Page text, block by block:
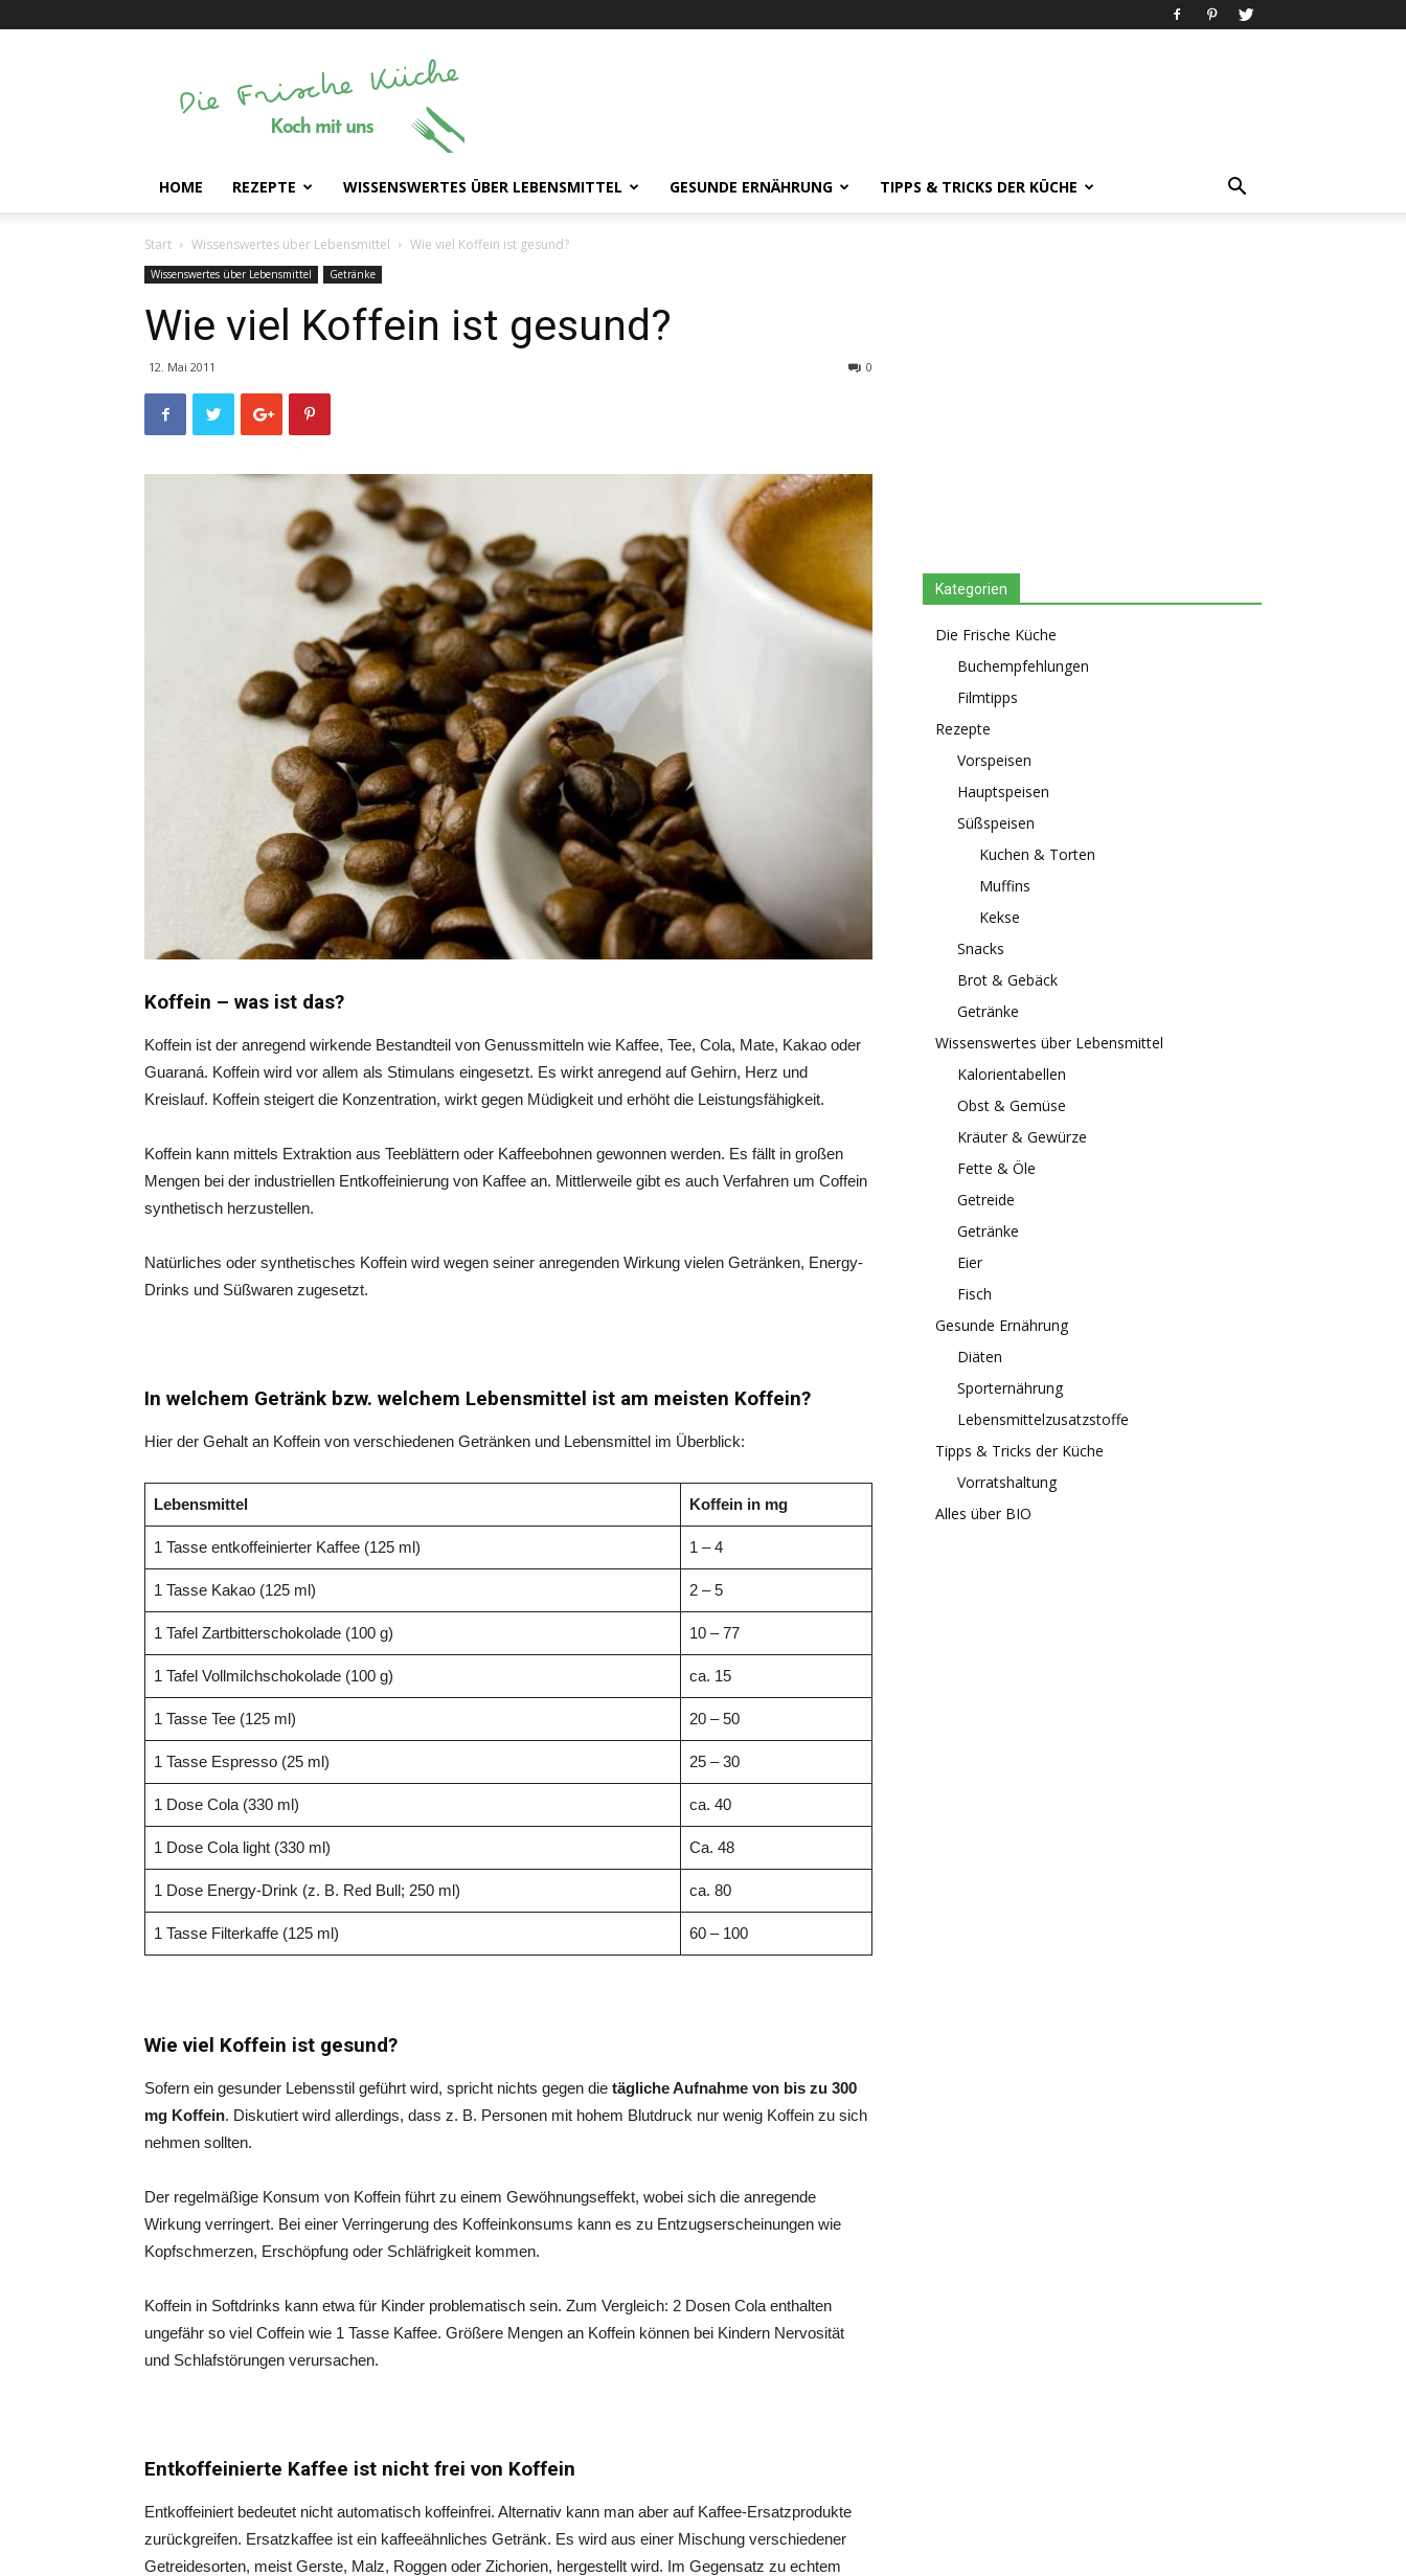
Frische
Küche
HOME REZEPTE WISSENSWERTES ÜBER LEBENSMITTEL GESUNDE ERNÄHRUNG TIPPS & TRICKS DER KÜCHE
Start Wissenswertes über Lebensmittel Wie viel Koffein ist gesund?
Wissenswertes über Lebensmittel Getränke
Wie viel Koffein ist gesund?
12. Mai 2011 0
Koffein – was ist das?
Koffein ist der anregend wirkende Bestandteil von Genussmitteln wie Kaffee, Tee, Cola, Mate, Kakao oder
Guaraná. Koffein wird vor allem als Stimulans eingesetzt. Es wirkt anregend auf Gehirn, Herz und
Kreislauf. Koffein steigert die Konzentration, wirkt gegen Müdigkeit und erhöht die Leistungsfähigkeit.
Koffein kann mittels Extraktion aus Teeblättern oder Kaffeebohnen gewonnen werden. Es fällt in großen
Mengen bei der industriellen Entkoffeinierung von Kaffee an. Mittlerweile gibt es auch Verfahren um Coffein
synthetisch herzustellen.
Natürliches oder synthetisches Koffein wird wegen seiner anregenden Wirkung vielen Getränken, Energy-
Drinks und Süßwaren zugesetzt.
In welchem Getränk bzw. welchem Lebensmittel ist am meisten Koffein?
Hier der Gehalt an Koffein von verschiedenen Getränken und Lebensmittel im Überblick:
Lebensmittel Koffein in mg
1 Tasse entkoffeinierter Kaffee (125 ml) 1 – 4
1 Tasse Kakao (125 ml) 2 – 5
1 Tafel Zartbitterschokolade (100 g) 10 – 77
1 Tafel Vollmilchschokolade (100 g) ca. 15
1 Tasse Tee (125 ml) 20 – 50
1 Tasse Espresso (25 ml) 25 – 30
1 Dose Cola (330 ml) ca. 40
1 Dose Cola light (330 ml) Ca. 48
1 Dose Energy-Drink (z. B. Red Bull; 250 ml) ca. 80
1 Tasse Filterkaffe (125 ml) 60 – 100
Wie viel Koffein ist gesund?
Sofern ein gesunder Lebensstil geführt wird, spricht nichts gegen die tägliche Aufnahme von bis zu 300
mg Koffein. Diskutiert wird allerdings, dass z. B. Personen mit hohem Blutdruck nur wenig Koffein zu sich
nehmen sollten.
Der regelmäßige Konsum von Koffein führt zu einem Gewöhnungseffekt, wobei sich die anregende
Wirkung verringert. Bei einer Verringerung des Koffeinkonsums kann es zu Entzugserscheinungen wie
Kopfschmerzen, Erschöpfung oder Schläfrigkeit kommen.
Koffein in Softdrinks kann etwa für Kinder problematisch sein. Zum Vergleich: 2 Dosen Cola enthalten
ungefähr so viel Coffein wie 1 Tasse Kaffee. Größere Mengen an Koffein können bei Kindern Nervosität
und Schlafstörungen verursachen.
Entkoffeinierte Kaffee ist nicht frei von Koffein
Entkoffeiniert bedeutet nicht automatisch koffeinfrei. Alternativ kann man aber auf Kaffee-Ersatzprodukte
zurückgreifen. Ersatzkaffee ist ein kaffeeähnliches Getränk. Es wird aus einer Mischung verschiedener
Getreidesorten, meist Gerste, Malz, Roggen oder Zichorien, hergestellt wird. Im Gegensatz zu echtem
Kategorien
Die Frische Küche
Buchempfehlungen
Filmtipps
Rezepte
Vorspeisen
Hauptspeisen
Süßspeisen
Kuchen & Torten
Muffins
Kekse
Snacks
Brot & Gebäck
Getränke
Wissenswertes über Lebensmittel
Kalorientabellen
Obst & Gemüse
Kräuter & Gewürze
Fette & Öle
Getreide
Getränke
Eier
Fisch
Gesunde Ernährung
Diäten
Sporternährung
Lebensmittelzusatzstoffe
Tipps & Tricks der Küche
Vorratshaltung
Alles über BIO